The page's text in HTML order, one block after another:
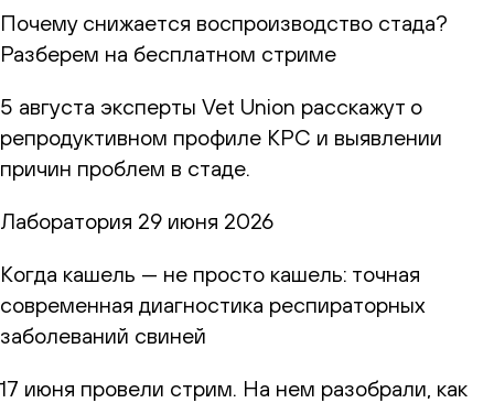
Почему снижается воспроизводство стада?
Разберем на бесплатном стриме
5 августа эксперты Vet Union расскажут о
репродуктивном профиле КРС и выявлении
причин проблем в стаде.
Лаборатория 29 июня 2026
Когда кашель — не просто кашель: точная
современная диагностика респираторных
заболеваний свиней
17 июня провели стрим. На нем разобрали, как